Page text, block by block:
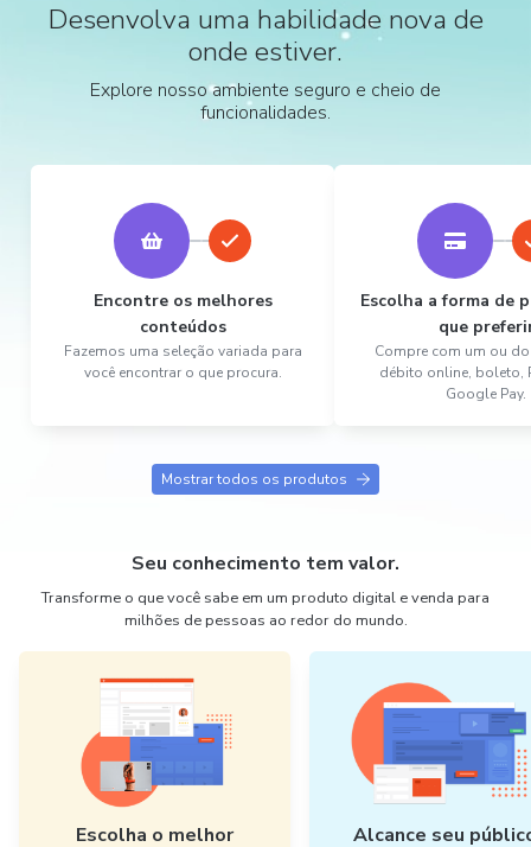
Desenvolva uma habilidade nova de
onde estiver.
Explore nosso ambiente seguro e cheio de
funcionalidades.
Encontre os melhores
conteúdos
Fazemos uma seleção variada para
você encontrar o que procura.
Escolha a forma de
que
Compre com um ou
débito online, boleto,
Google Pay.
Mostrar todos os produtos
Seu conhecimento tem valor.
Transforme o que você sabe em um produto digital e venda para
milhões de pessoas ao redor do mundo.
Escolha o melhor
Alcance seu